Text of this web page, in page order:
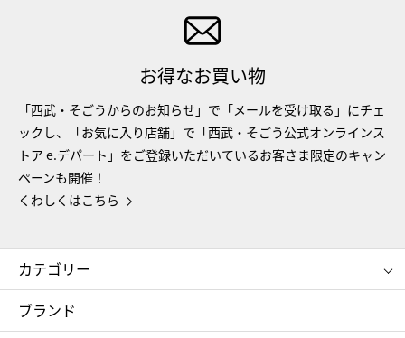
お得なお買い物
「西武・そごうからのお知らせ」で「メールを受け取る」にチェ
ックし、「お気に入り店舗」で「西武・そごう公式オンラインス
トア e.デパート」をご登録いただいているお客さま限定のキャン
ペーンも開催！
くわしくはこちら
カテゴリー
コスメ＆ビューティー
ギフト
レディース
ブランド